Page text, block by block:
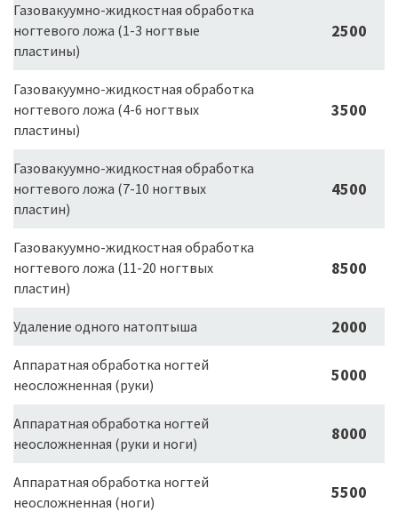
Газовакуумно-жидкостная обработка
ногтевого ложа (1-3 ногтвые
пластины)
2500
Газовакуумно-жидкостная обработка
ногтевого ложа (4-6 ногтвых
пластины)
3500
Газовакуумно-жидкостная обработка
ногтевого ложа (7-10 ногтвых
пластин)
4500
Газовакуумно-жидкостная обработка
ногтевого ложа (11-20 ногтвых
пластин)
8500
Удаление одного натоптыша 2000
Аппаратная обработка ногтей
неосложненная (руки)
5000
Аппаратная обработка ногтей
неосложненная (руки и ноги)
8000
Аппаратная обработка ногтей
неосложненная (ноги)
5500